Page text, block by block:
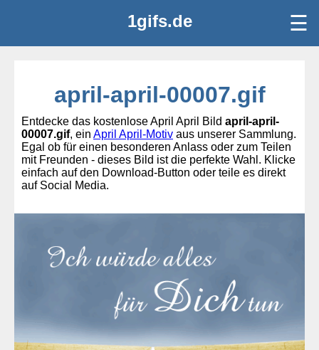
1gifs.de ☰
april-april-00007.gif
Entdecke das kostenlose April April Bild april-april-
00007.gif, ein April April-Motiv aus unserer Sammlung.
Egal ob für einen besonderen Anlass oder zum Teilen
mit Freunden - dieses Bild ist die perfekte Wahl. Klicke
einfach auf den Download-Button oder teile es direkt
auf Social Media.